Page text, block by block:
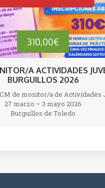
310,00€
A ACTIVIDADES
BURGUILLOS 2026
de monitor/a de Actividades
27 marzo – 3 mayo 2026
Burguillos de Toledo